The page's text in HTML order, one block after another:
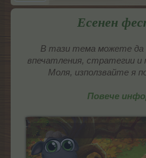
Есенен
В тази тема можете да
впечатления, стратегии и
Моля, използвайте я
Повече